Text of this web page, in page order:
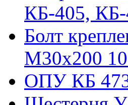
КБ-405,
Болт
М30х200
ОПУ КБ